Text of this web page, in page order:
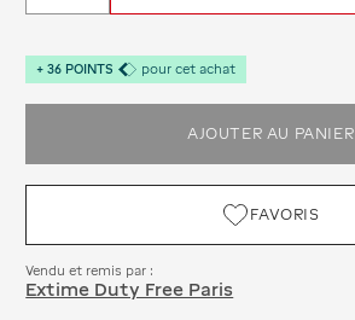
+ 36 POINTS pour cet achat
AJOUTER AU PANIER
FAVORIS
Vendu et remis par :
Extime Duty Free Paris